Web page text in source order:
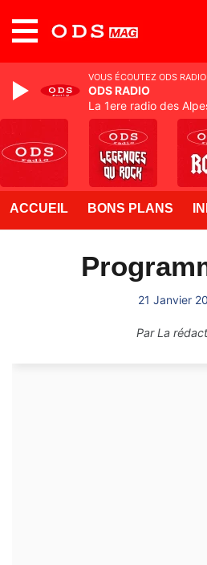
ACCUEIL BONS PLANS
21 Janvier
ParLa
VOUS ÉCOUTEZ ODS RADIO
ODS RADIO
La 1ere radio des